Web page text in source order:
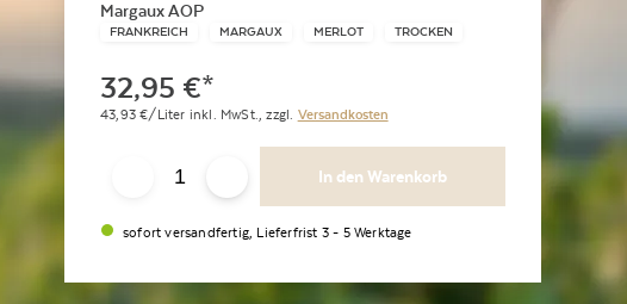
Margaux AOP
FRANKREICH MARGAUX MERLOT TROCKEN
32,95 €*
43,93 €/Liter inkl. MwSt., zzgl. Versandkosten
In den Warenkorb
sofort versandfertig, Lieferfrist 3 - 5 Werktage